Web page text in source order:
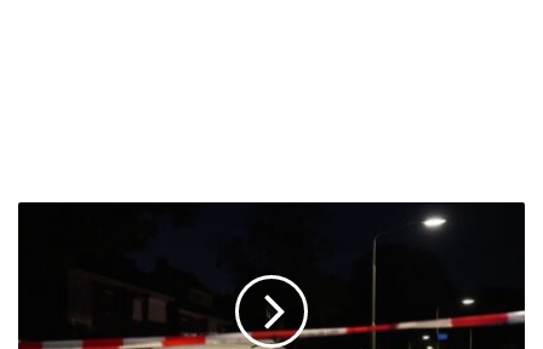
Vlijmen..